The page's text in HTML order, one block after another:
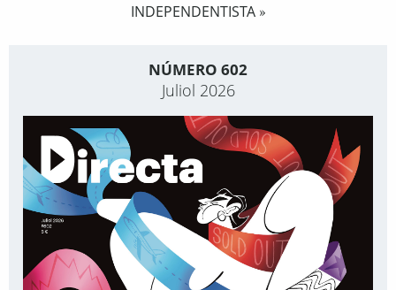
INDEPENDENTISTA»
NÚMERO 602
Juliol 2026